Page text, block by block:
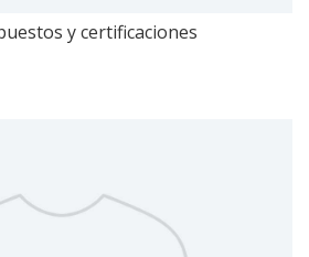
y certificaciones